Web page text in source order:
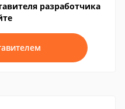
разработчика